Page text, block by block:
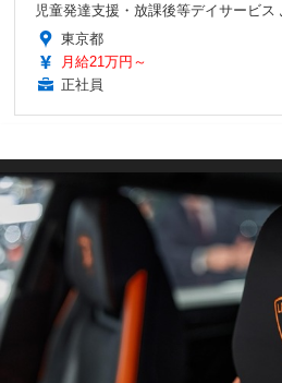
児童発達支援・放課後等デイサービス
東京都
月給21万円～
正社員